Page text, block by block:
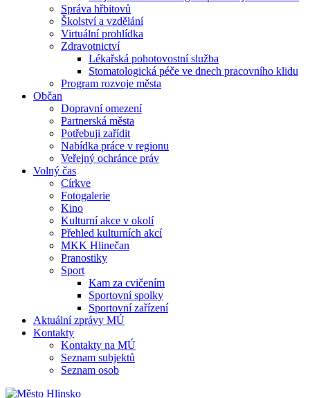
Správa hřbitovů
Školství a vzdělání
Virtuální prohlídka
Zdravotnictví
Lékařská pohotovostní služba
Stomatologická péče ve dnech pracovního klidu
Program rozvoje města
Občan
Dopravní omezení
Partnerská města
Potřebuji zařídit
Nabídka práce v regionu
Veřejný ochránce práv
Volný čas
Církve
Fotogalerie
Kino
Kulturní akce v okolí
Přehled kulturních akcí
MKK Hlinečan
Pranostiky
Sport
Kam za cvičením
Sportovní spolky
Sportovní zařízení
Aktuální zprávy MÚ
Kontakty
Kontakty na MÚ
Seznam subjektů
Seznam osob